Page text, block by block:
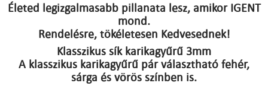
Életed legizgalmasabb pillanata lesz, amikor IGENT
mond.
Rendelésre, tökéletesen Kedvesednek!
Klasszikus sík karikagyűrű 3mm
A klasszikus karikagyűrű pár választható fehér,
sárga és vörös színben is.